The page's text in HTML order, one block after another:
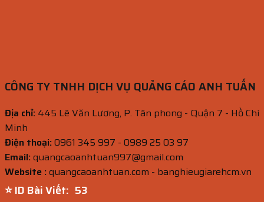
CÔNG TY TNHH DỊCH VỤ QUẢNG CÁO ANH TUẤN
Địa chỉ: 445 Lê Văn Lương, P. Tân phong - Quận 7 - Hồ Chí
Minh
Điện thoại:0961 345 997 - 0989 25 03 97
Email:quangcaoanhtuan997@gmail.com
Website :quangcaoanhtuan.com - banghieugiarehcm.vn
⭐ ID Bài Viết: 53